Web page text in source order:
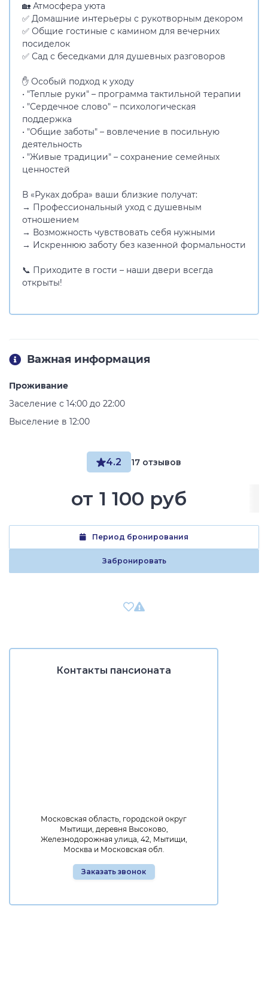
🏡 Атмосфера уюта
✅ Домашние интерьеры с рукотворным декором
✅ Общие гостиные с камином для вечерних
посиделок
✅ Сад с беседками для душевных разговоров
✋ Особый подход к уходу
• "Теплые руки" – программа тактильной терапии
• "Сердечное слово" – психологическая
поддержка
• "Общие заботы" – вовлечение в посильную
деятельность
• "Живые традиции" – сохранение семейных
ценностей
В «Руках добра» ваши близкие получат:
→ Профессиональный уход с душевным
отношением
→ Возможность чувствовать себя нужными
→ Искреннюю заботу без казенной формальности
📞 Приходите в гости – наши двери всегда
открыты!
4.2 17 отзывов
от 1 100 руб
Период бронирования
Забронировать
Важная информация
Проживание
Заселение с 14:00 до 22:00
Выселение в 12:00
Контакты пансионата
Московская область, городской округ
Мытищи, деревня Высоково,
Железнодорожная улица, 42, Мытищи,
Москва и Московская обл.
Заказать звонок